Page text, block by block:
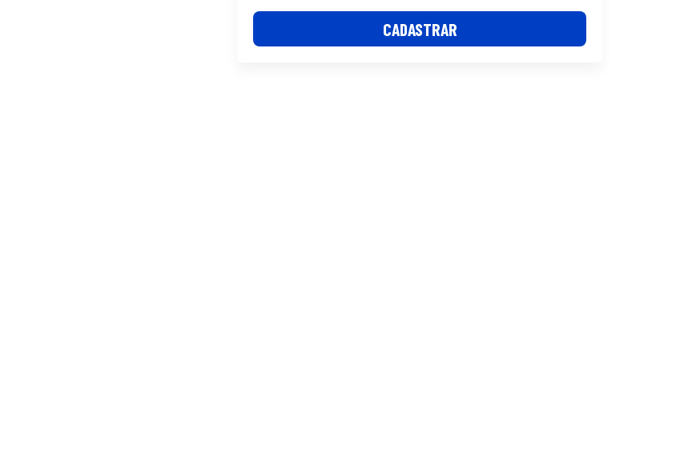
CADASTRAR